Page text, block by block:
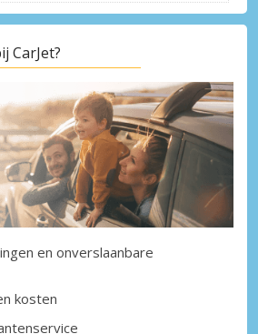
Inloggen met eLink
CarJet?
en onverslaanbare
kosten